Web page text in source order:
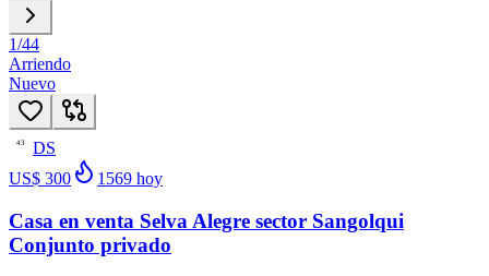
1/44
Arriendo
Nuevo
43
DS
US$ 300
1569 hoy
Casa en venta Selva Alegre sector Sangolqui
Conjunto privado